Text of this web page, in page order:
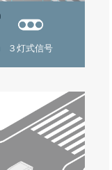
３灯式信号